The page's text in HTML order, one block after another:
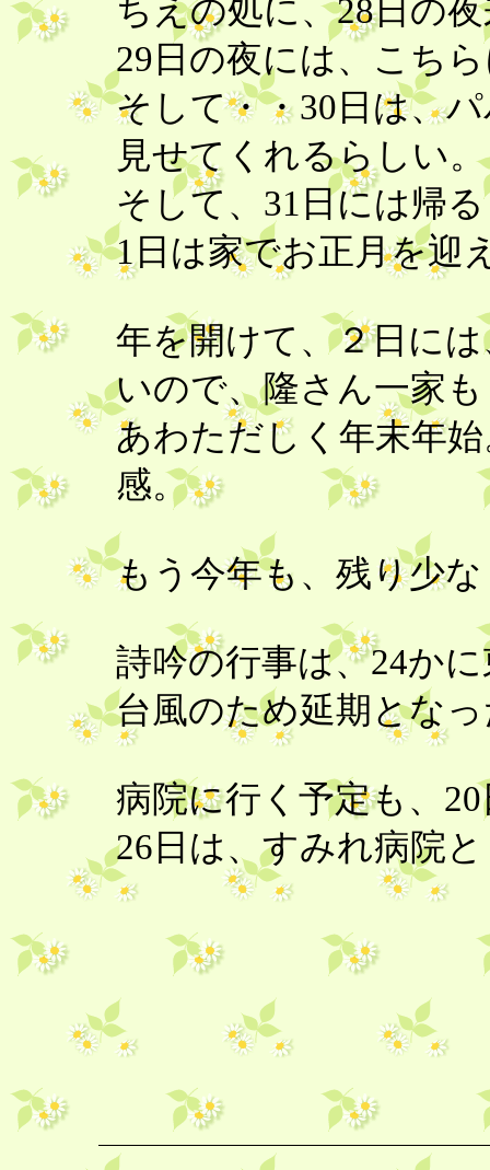
ちえの処に、28日の
29日の夜には、こち
そして・・30日は、
見せてくれるらしい
そして、31日には帰
1日は家でお正月を迎
年を開けて、２日に
いので、隆さん一家
あわただしく年末年
感。
もう今年も、残り少
詩吟の行事は、24か
台風のため延期とな
病院に行く予定も、
26日は、すみれ病院